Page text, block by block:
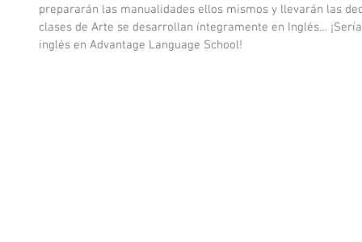
prepararán las manualidades ellos mismos y llevarán las
clases de Arte se desarrollan íntegramente en Inglés…
inglés en Advantage Language School!